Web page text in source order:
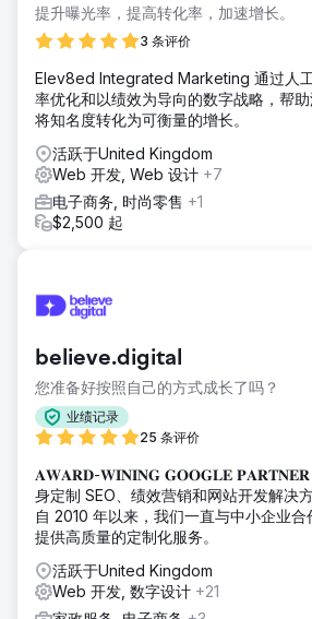
提升曝光率，提高转化率，加速增长。
3 条评价
Elev8ed Integrated Marketing 通过人
率优化和以绩效为导向的数字战略，帮
将知名度转化为可衡量的增长。
活跃于United Kingdom
Web 开发, Web 设计 +7
电子商务, 时尚零售 +1
$2,500 起
believe.digital
您准备好按照自己的方式成长了吗？
业绩记录
25 条评价
𝐀𝐖𝐀𝐑𝐃-𝐖𝐈𝐍𝐈𝐍𝐆 𝐆𝐎𝐎𝐆𝐋𝐄 𝐏𝐀𝐑𝐓𝐍𝐄𝐑
身定制 SEO、绩效营销和网站开发解决
自 2010 年以来，我们一直与中小企业
提供高质量的定制化服务。
活跃于United Kingdom
Web 开发, 数字设计 +21